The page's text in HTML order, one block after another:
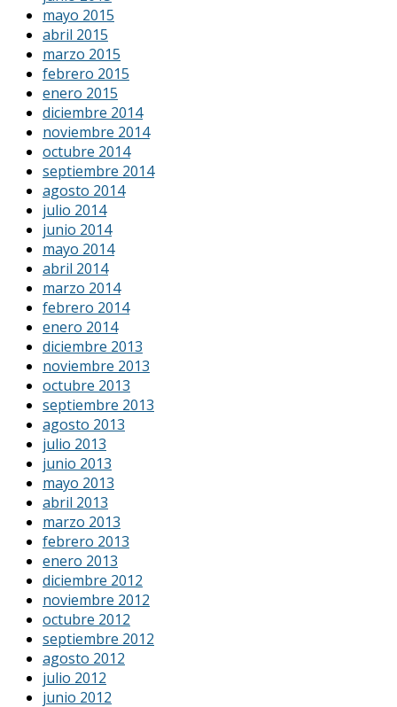
mayo 2015
abril 2015
marzo 2015
febrero 2015
enero 2015
diciembre 2014
noviembre 2014
octubre 2014
septiembre 2014
agosto 2014
julio 2014
junio 2014
mayo 2014
abril 2014
marzo 2014
febrero 2014
enero 2014
diciembre 2013
noviembre 2013
octubre 2013
septiembre 2013
agosto 2013
julio 2013
junio 2013
mayo 2013
abril 2013
marzo 2013
febrero 2013
enero 2013
diciembre 2012
noviembre 2012
octubre 2012
septiembre 2012
agosto 2012
julio 2012
junio 2012